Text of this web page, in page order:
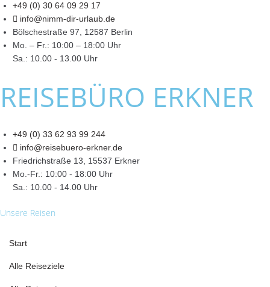
+49 (0) 30 64 09 29 17
info@nimm-dir-urlaub.de
Bölschestraße 97, 12587 Berlin
Mo. – Fr.: 10:00 – 18:00 Uhr
Sa.: 10.00 - 13.00 Uhr
REISEBÜRO ERKNER
+49 (0) 33 62 93 99 244
info@reisebuero-erkner.de
Friedrichstraße 13, 15537 Erkner
Mo.-Fr.: 10:00 - 18:00 Uhr
Sa.: 10.00 - 14.00 Uhr
Unsere Reisen
Start
Alle Reiseziele